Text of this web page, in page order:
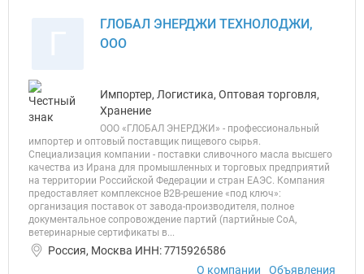
ГЛОБАЛ ЭНЕРДЖИ ТЕХНОЛОДЖИ,
ООО
Импортер, Логистика, Оптовая торговля,
Хранение
ООО «ГЛОБАЛ ЭНЕРДЖИ» - профессиональный
импортер и оптовый поставщик пищевого сырья.
Специализация компании - поставки сливочного масла высшего
качества из Ирана для промышленных и торговых предприятий
на территории Российской Федерации и стран ЕАЭС. Компания
предоставляет комплексное B2B-решение «под ключ»:
организация поставок от завода-производителя, полное
документальное сопровождение партий (партийные CoA,
ветеринарные сертификаты в...
Россия, Москва ИНН: 7715926586
О компании
Объявления